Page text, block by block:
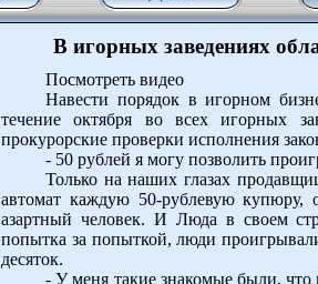
В игорных заведениях
Посмотреть видео
Навести порядок в игорном
течение октября во всех игорных
прокурорские проверки исполнения
- 50 рублей я могу позволить
Только на наших глазах
автомат каждую 50-рублевую купюру,
азартный человек. И Люда в своем
попытка за попыткой, люди
десяток.
- У меня такие знакомые были, что